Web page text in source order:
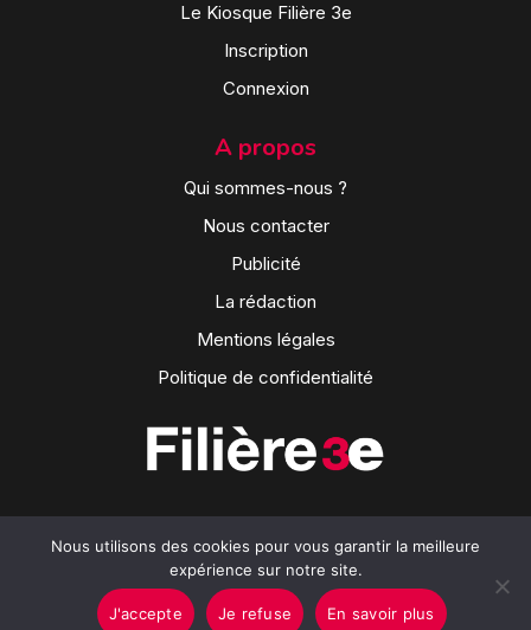
Le Kiosque Filière 3e
Inscription
Connexion
A propos
Qui sommes-nous ?
Nous contacter
Publicité
La rédaction
Mentions légales
Politique de confidentialité
Nous utilisons des cookies pour vous garantir la meilleure
expérience sur notre site.
J'accepte Je refuse En savoir plus